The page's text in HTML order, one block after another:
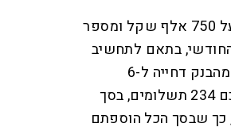
הנה דוגמה, נניח שסך החזר המשכנתא שנותר עומד על 750 אלף שקל ומספר
(20 שנה). ההחזר החודשי, בתאם לתחשיב
ריבית שעשינו, עומד על 4,080 שקל. כעת, ביקשתם מהבנק דחייה ל-6
חודשים. המשמעות היא שבתום 6 חודשים יוותרו לכם 234 תשלומים, בסך
של 81 שקל בחודש, כך שבסך הכל הוספתם